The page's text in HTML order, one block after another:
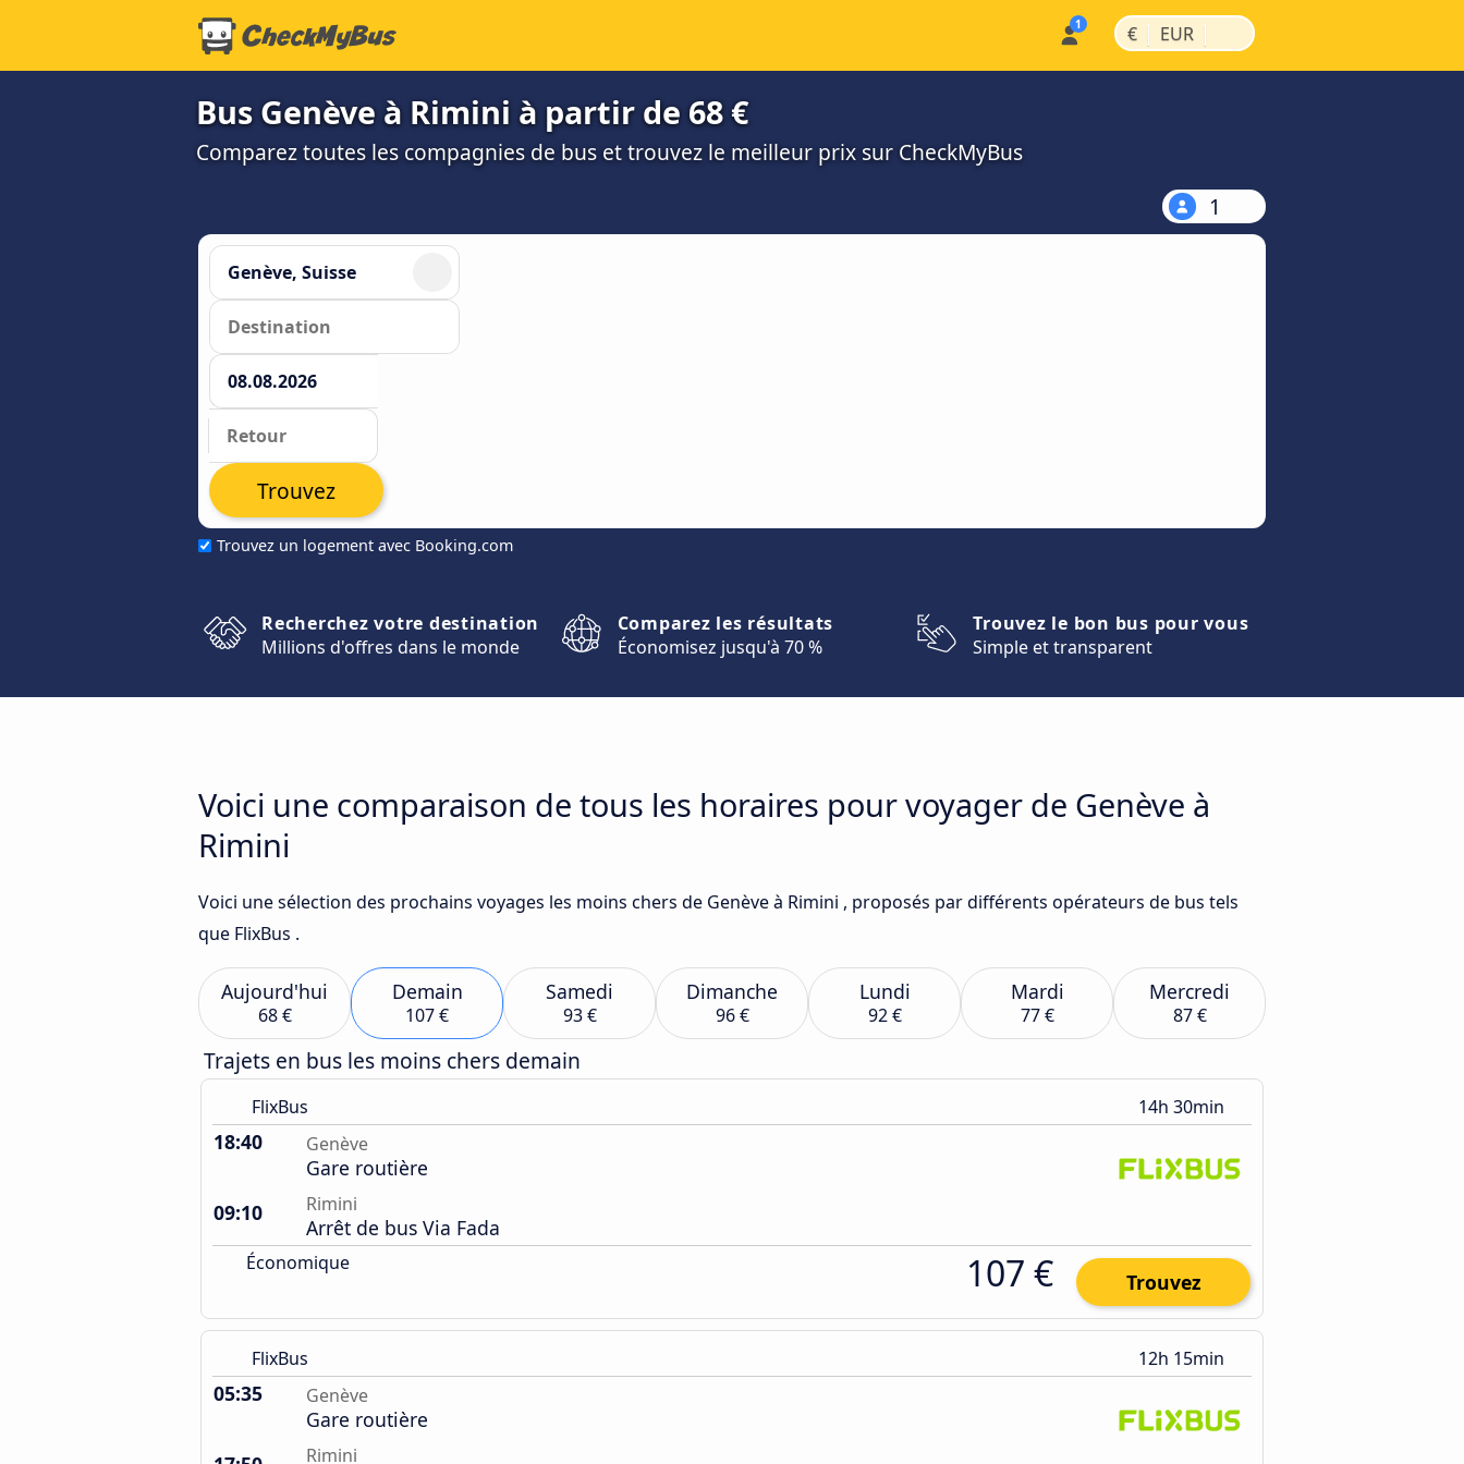
€ | EUR |
Bus Genève à Rimini à partir de 68 €
Comparez toutes les compagnies de bus et trouvez le meilleur prix sur CheckMyBus
1
Trouvez un logement avec Booking.com
Trouvez
Recherchez votre destination
Millions d'offres dans le monde
Comparez les résultats
Économisez jusqu'à 70 %
Trouvez le bon bus pour vous
Simple et transparent
Voici une comparaison de tous les horaires pour voyager de Genève à
Rimini
Voici une sélection des prochains voyages les moins chers de Genève à Rimini , proposés par différents opérateurs de bus tels
que FlixBus .
Aujourd'hui
68 €
Demain
107 €
Samedi
93 €
Dimanche
96 €
Lundi
92 €
Mardi
77 €
Mercredi
87 €
Trajets en bus les moins chers demain
FlixBus 14h 30min
18:40 Genève
Gare routière
09:10
Rimini
Arrêt de bus Via Fada
Économique 107 € Trouvez
FlixBus 12h 15min
05:35 Genève
Gare routière
Rimini